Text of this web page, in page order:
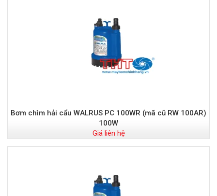
Bơm chìm hải cẩu WALRUS PC 100WR (mã cũ RW 100AR)
100W
Giá liên hệ